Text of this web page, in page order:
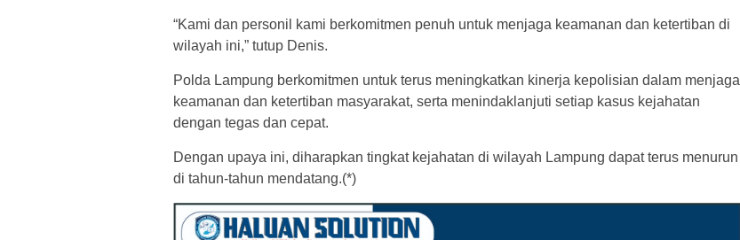
“Kami dan personil kami berkomitmen penuh untuk menjaga keamanan dan ketertiban di
wilayah ini,” tutup Denis.
Polda Lampung berkomitmen untuk terus meningkatkan kinerja kepolisian dalam menjaga
keamanan dan ketertiban masyarakat, serta menindaklanjuti setiap kasus kejahatan
dengan tegas dan cepat.
Dengan upaya ini, diharapkan tingkat kejahatan di wilayah Lampung dapat terus menurun
di tahun-tahun mendatang.(*)